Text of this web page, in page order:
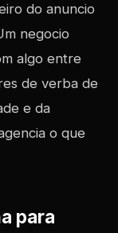
do anuncio
negocio
algo entre
de verba de
e da
o que
para